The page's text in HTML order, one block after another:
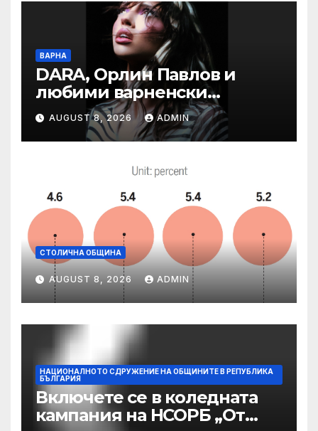
ВАРНА
DARA, Орлин Павлов и
любими варненски
изпълнители ще пеят на
празника на Варна
AUGUST 8, 2026 ADMIN
СТОЛИЧНА ОБЩИНА
AUGUST 8, 2026 ADMIN
НАЦИОНАЛНОТО СДРУЖЕНИЕ НА ОБЩИНИТЕ В РЕПУБЛИКА
БЪЛГАРИЯ
Включете се в коледната
кампания на НСОРБ „От